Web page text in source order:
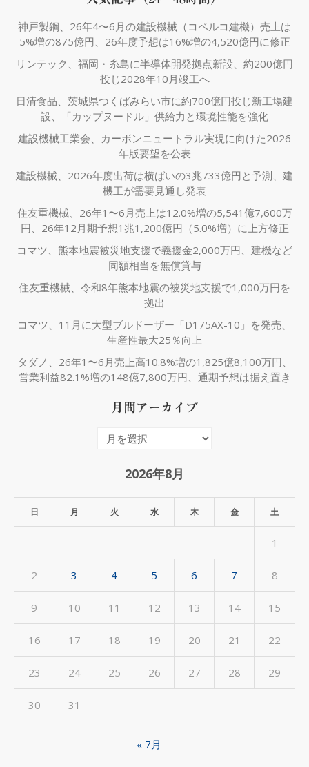
神戸製鋼、26年4〜6月の建設機械（コベルコ建機）売上は
5%増の875億円、26年度予想は16%増の4,520億円に修正
リンテック、福岡・糸島に半導体開発拠点新設、約200億円
投じ2028年10月竣工へ
日清食品、茨城県つくばみらい市に約700億円投じ新工場建
設、「カップヌードル」供給力と環境性能を強化
建設機械工業会、カーボンニュートラル実現に向けた2026
年版要望を公表
建設機械、2026年度出荷は横ばいの3兆733億円と予測、建
機工が需要見通し発表
住友重機械、26年1〜6月売上は12.0%増の5,541億7,600万
円、26年12月期予想1兆1,200億円（5.0%増）に上方修正
コマツ、熊本地震被災地支援で義援金2,000万円、建機など
同額相当を無償貸与
住友重機械、令和8年熊本地震の被災地支援で1,000万円を
拠出
コマツ、11月に大型ブルドーザー「D175AX-10」を発売、
生産性最大25％向上
タダノ、26年1〜6月売上高10.8%増の1,825億8,100万円、
営業利益82.1%増の148億7,800万円、通期予想は据え置き
月間アーカイブ
イ
2026年8月
日 月 火 水 木 金 土
1
2 3 4 5 6 7 8
9 10 11 12 13 14 15
16 17 18 19 20 21 22
23 24 25 26 27 28 29
30 31
« 7月